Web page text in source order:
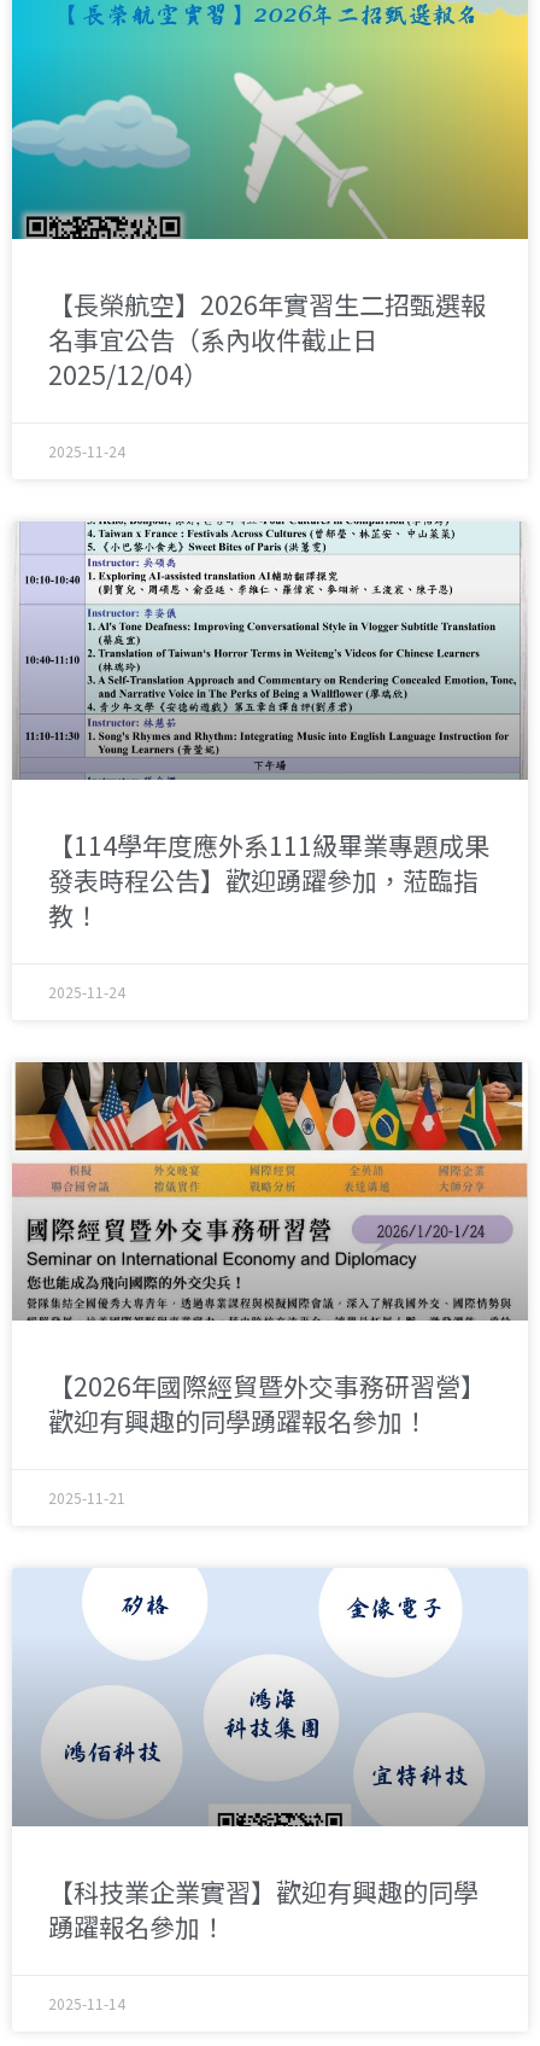
【長榮航空】2026年實習生二招甄選報
名事宜公告（系內收件截止日
2025/12/04）
2025-11-24
【114學年度應外系111級畢業專題成果
發表時程公告】歡迎踴躍參加，蒞臨指
教！
2025-11-24
【2026年國際經貿暨外交事務研習營】
歡迎有興趣的同學踴躍報名參加！
2025-11-21
【科技業企業實習】歡迎有興趣的同學
踴躍報名參加！
2025-11-14